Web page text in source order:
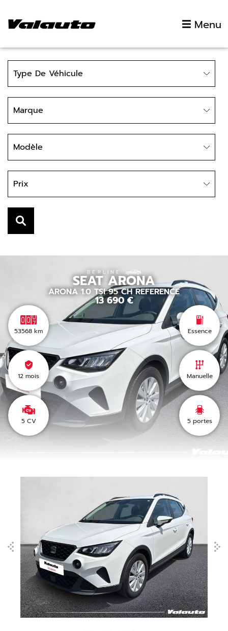
Menu
Type De Véhicule
Marque
Modèle
Prix
BERLINE
SEAT ARONA
ARONA 1.0 TSI 95 CH REFERENCE
13 690 €
53568 km
12 mois
5 CV
Essence
Manuelle
5portes